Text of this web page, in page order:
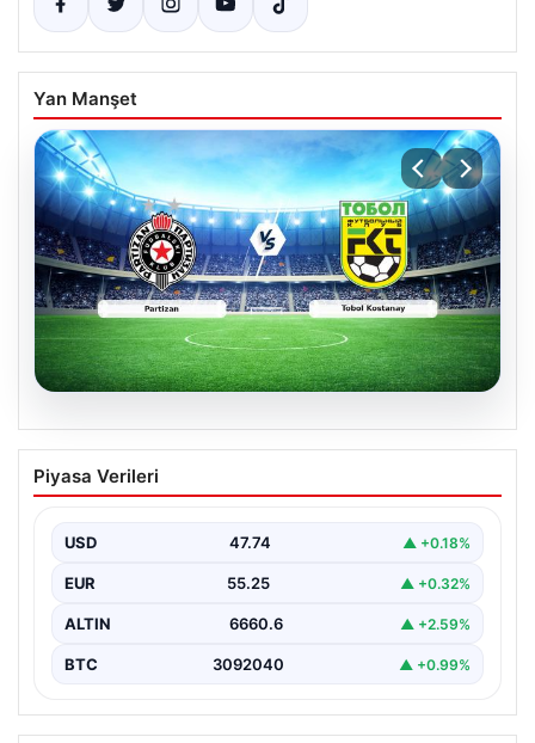
Yan Manşet
06.08.2026
CANLI | Partizan – Tobol Kostanay Canlı
Maç Anlatımı
Piyasa Verileri
USD 47.74 ▲ +0.18%
EUR 55.25 ▲ +0.32%
ALTIN 6660.6 ▲ +2.59%
BTC 3092040 ▲ +0.99%